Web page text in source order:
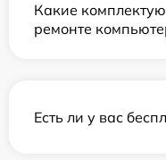
Какие
ремонте
Есть ли у вас